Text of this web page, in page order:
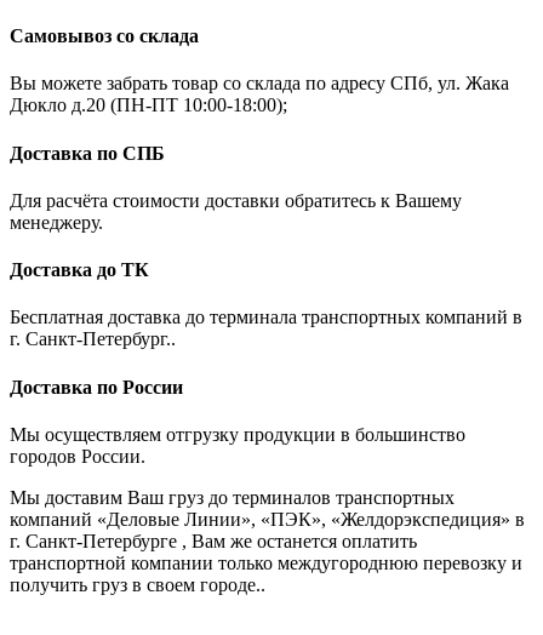
Самовывоз со склада
Вы можете забрать товар со склада по адресу СПб, ул. Жака
Дюкло д.20 (ПН-ПТ 10:00-18:00);
Доставка по СПБ
Для расчёта стоимости доставки обратитесь к Вашему
менеджеру.
Доставка до ТК
Бесплатная доставка до терминала транспортных компаний в
г. Санкт-Петербург..
Доставка по России
Мы осуществляем отгрузку продукции в большинство
городов России.
Мы доставим Ваш груз до терминалов транспортных
компаний «Деловые Линии», «ПЭК», «Желдорэкспедиция» в
г. Санкт-Петербурге , Вам же останется оплатить
транспортной компании только междугороднюю перевозку и
получить груз в своем городе..